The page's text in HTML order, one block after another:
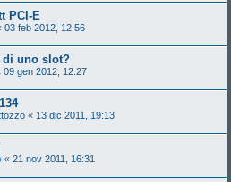
PCI-E
03 feb 2012, 12:56
di uno slot?
09 gen 2012, 12:27
« 13 dic 2011, 19:13
« 21 nov 2011, 16:31